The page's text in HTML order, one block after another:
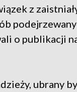
z
o publikacji
ubrany